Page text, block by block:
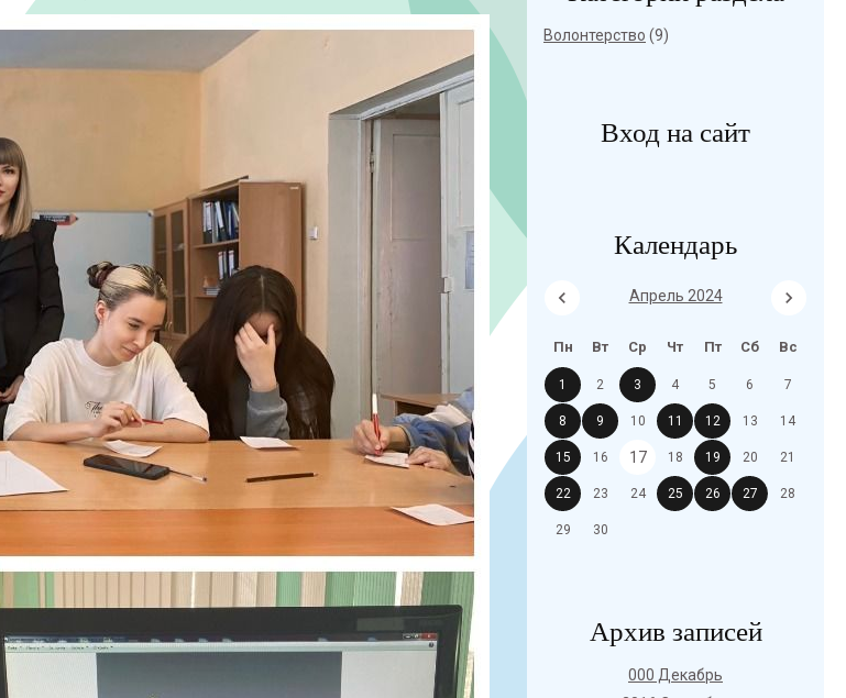
Волонтерство (9)
Вход на сайт
Календарь
Апрель 2024
Пн Вт Ср Чт Пт Сб Вс
1 2 3 4 5 6 7
8 9 10 11 12 13 14
15 16 17 18 19 20 21
22 23 24 25 26 27 28
29 30
Архив записей
000 Декабрь